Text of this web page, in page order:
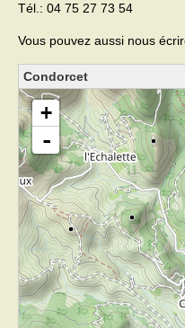
Heures d’ouverture
Démarches
CONSEILLER
Infos utiles
Salle polyvalente
Service des eaux
L’école
Tél.: 04 75 27 73 54
Vous pouvez aussi nous
Condorcet
chargement de la carte - veuillez
+
-